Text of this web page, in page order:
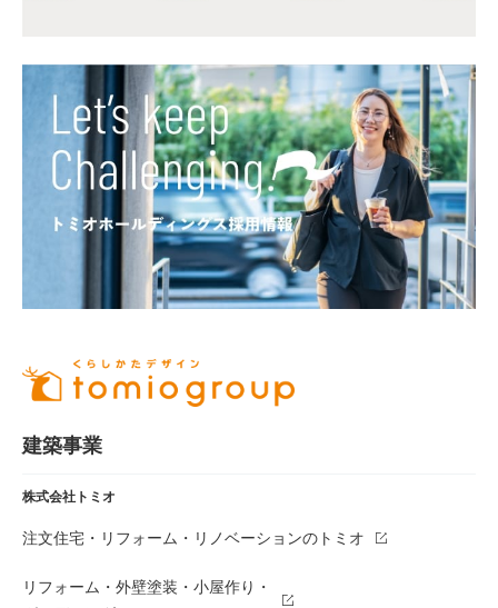
建築事業
株式会社トミオ
注文住宅・リフォーム・リノベーションのトミオ
リフォーム・外壁塗装・小屋作り・